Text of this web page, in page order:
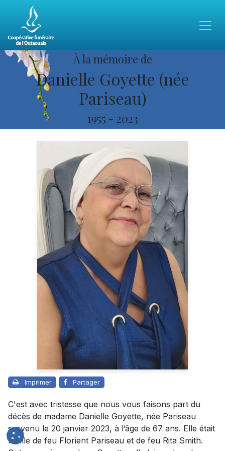
À la mémoire de
Danielle Goyette (née
Pariseau)
1955 - 2023
Imprimer Partager
C'est avec tristesse que nous vous faisons part du
décès de madame Danielle Goyette, née Pariseau
survenu le 20 janvier 2023, à l’âge de 67 ans. Elle était
la fille de feu Florient Pariseau et de feu Rita Smith.